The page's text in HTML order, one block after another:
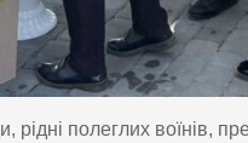
рідні полеглих воїнів,